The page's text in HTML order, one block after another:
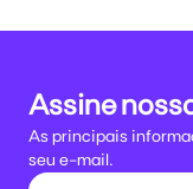
Assine
As principais
seu e-mail.